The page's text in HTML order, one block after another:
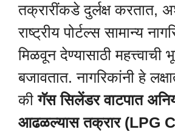
तक्रारींकडे दुर्लक्ष करतात,
राष्ट्रीय पोर्टल्स सामान्य
मिळवून देण्यासाठी महत्त्वाची
बजावतात. नागरिकांनी हे
कीगॅस सिलेंडर वाटपात
आढळल्यास तक्रार (LPG